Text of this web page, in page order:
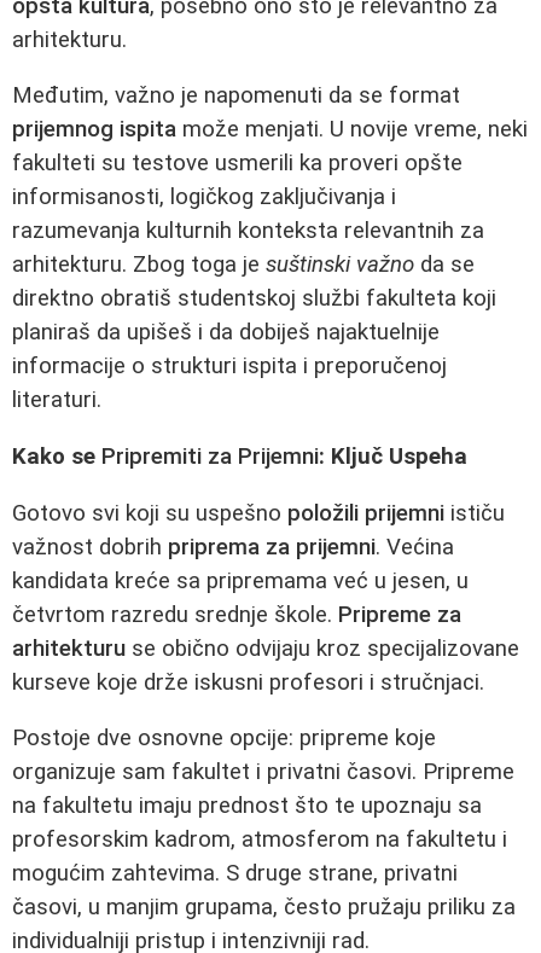
opšta kultura, posebno ono što je relevantno za
arhitekturu.
Međutim, važno je napomenuti da se format
prijemnog ispita može menjati. U novije vreme, neki
fakulteti su testove usmerili ka proveri opšte
informisanosti, logičkog zaključivanja i
razumevanja kulturnih konteksta relevantnih za
arhitekturu. Zbog toga je suštinski važno da se
direktno obratiš studentskoj službi fakulteta koji
planiraš da upišeš i da dobiješ najaktuelnije
informacije o strukturi ispita i preporučenoj
literaturi.
Kako se Pripremiti za Prijemni: Ključ Uspeha
Gotovo svi koji su uspešno položili prijemni ističu
važnost dobrih priprema za prijemni. Većina
kandidata kreće sa pripremama već u jesen, u
četvrtom razredu srednje škole. Pripreme za
arhitekturu se obično odvijaju kroz specijalizovane
kurseve koje drže iskusni profesori i stručnjaci.
Postoje dve osnovne opcije: pripreme koje
organizuje sam fakultet i privatni časovi. Pripreme
na fakultetu imaju prednost što te upoznaju sa
profesorskim kadrom, atmosferom na fakultetu i
mogućim zahtevima. S druge strane, privatni
časovi, u manjim grupama, često pružaju priliku za
individualniji pristup i intenzivniji rad.